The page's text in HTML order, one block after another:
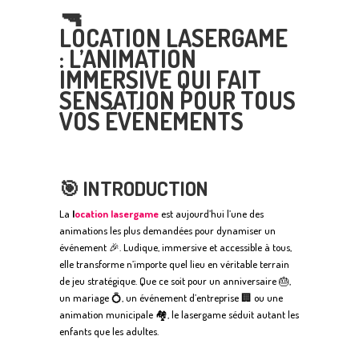
🔫
LOCATION LASERGAME
: L’ANIMATION
IMMERSIVE QUI FAIT
SENSATION POUR TOUS
VOS ÉVÉNEMENTS
🎯 INTRODUCTION
La location lasergameest aujourd’hui l’une des
animations les plus demandées pour dynamiser un
événement 🎉. Ludique, immersive et accessible à tous,
elle transforme n’importe quel lieu en véritable terrain
de jeu stratégique. Que ce soit pour un anniversaire 🎂,
un mariage 💍, un événement d’entreprise 🏢 ou une
animation municipale 🏘️, le lasergame séduit autant les
enfants que les adultes.